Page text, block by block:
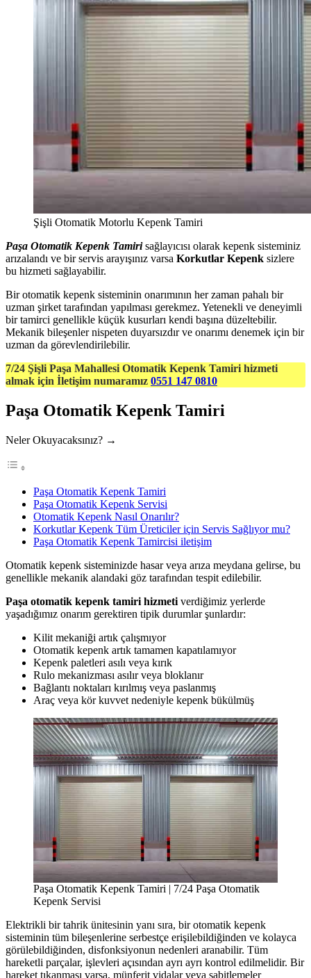
Şişli Otomatik Motorlu Kepenk Tamiri
Paşa Otomatik Kepenk Tamirisağlayıcısı olarak kepenk sisteminiz
arızalandı ve bir servis arayışınız varsa Korkutlar Kepenk sizlere
bu hizmeti sağlayabilir.
Bir otomatik kepenk sisteminin onarımının her zaman pahalı bir
uzman şirket tarafından yapılması gerekmez. Yetenekli ve deneyimli
bir tamirci genellikle küçük kusurları kendi başına düzeltebilir.
Mekanik bileşenler nispeten duyarsızdır ve onarımı denemek için bir
uzman da görevlendirilebilir.
7/24 Şişli Paşa Mahallesi Otomatik Kepenk Tamiri hizmeti
almak için İletişim numaramız 0551 147 0810
Paşa Otomatik Kepenk Tamiri
Neler Okuyacaksınız? →
Paşa Otomatik Kepenk Tamiri
Paşa Otomatik Kepenk Servisi
Otomatik Kepenk Nasıl Onarılır?
Korkutlar Kepenk Tüm Üreticiler için Servis Sağlıyor mu?
Paşa Otomatik Kepenk Tamircisi iletişim
Otomatik kepenk sisteminizde hasar veya arıza meydana gelirse, bu
genellikle mekanik alandaki göz tarafından tespit edilebilir.
Paşa otomatik kepenk tamiri hizmeti verdiğimiz yerlerde
yaşadığımız onarım gerektiren tipik durumlar şunlardır:
Kilit mekaniği artık çalışmıyor
Otomatik kepenk artık tamamen kapatılamıyor
Kepenk paletleri asılı veya kırık
Rulo mekanizması asılır veya bloklanır
Bağlantı noktaları kırılmış veya paslanmış
Araç veya kör kuvvet nedeniyle kepenk bükülmüş
Paşa Otomatik Kepenk Tamiri | 7/24 Paşa Otomatik
Kepenk Servisi
Elektrikli bir tahrik ünitesinin yanı sıra, bir otomatik kepenk
sisteminin tüm bileşenlerine serbestçe erişilebildiğinden ve kolayca
görülebildiğinden, disfonksiyonun nedenleri aranabilir. Tüm
hareketli parçalar, işlevleri açısından ayrı ayrı kontrol edilmelidir. Bir
hareket tıkanması varsa, münferit vidalar veya sabitlemeler